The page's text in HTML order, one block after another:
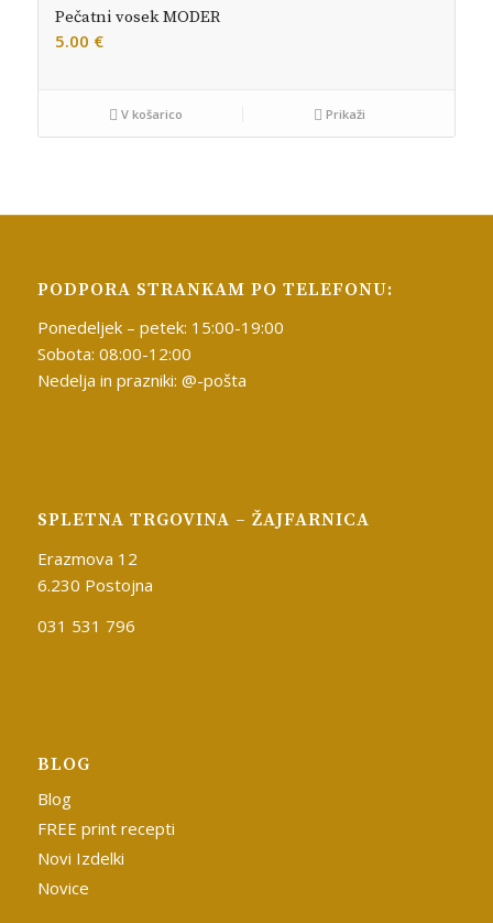
Pečatni vosek MODER
5.00 €
V košarico Prikaži
PODPORA STRANKAM PO TELEFONU:
Ponedeljek – petek: 15:00-19:00
Sobota: 08:00-12:00
Nedelja in prazniki: @-pošta
SPLETNA TRGOVINA – ŽAJFARNICA
Erazmova 12
6.230 Postojna
031 531 796
BLOG
Blog
FREE print recepti
Novi Izdelki
Novice